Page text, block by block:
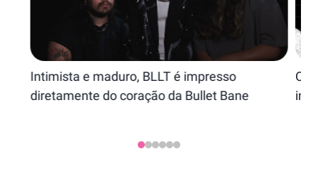
Intimista e maduro, BLLT é impresso
diretamente do coração da Bullet Bane